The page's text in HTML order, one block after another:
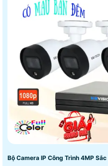
Bộ Camera IP Công Trình 4MP